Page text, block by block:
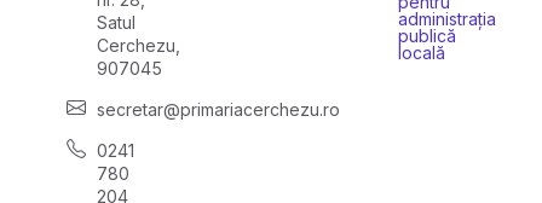
Satul
Cerchezu,
907045
secretar@primariacerchezu.ro
0241
780
204
administrația
publică
locală